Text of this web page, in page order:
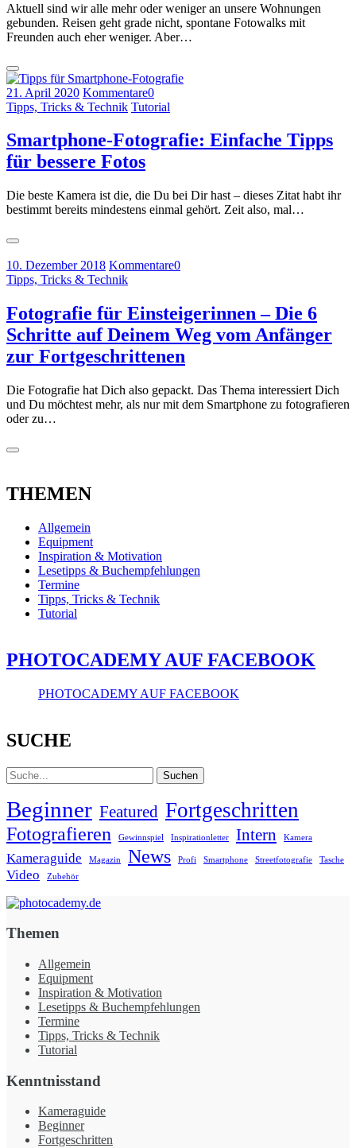
Aktuell sind wir alle mehr oder weniger an unsere Wohnungen
gebunden. Reisen geht grade nicht, spontane Fotowalks mit
Freunden auch eher weniger. Aber…
21. April 2020 Kommentare0
Tipps, Tricks & Technik Tutorial
Smartphone-Fotografie: Einfache Tipps
für bessere Fotos
Die beste Kamera ist die, die Du bei Dir hast – dieses Zitat habt ihr
bestimmt bereits mindestens einmal gehört. Zeit also, mal…
10. Dezember 2018 Kommentare0
Tipps, Tricks & Technik
Fotografie für Einsteigerinnen – Die 6
Schritte auf Deinem Weg vom Anfänger
zur Fortgeschrittenen
Die Fotografie hat Dich also gepackt. Das Thema interessiert Dich
und Du möchtest mehr, als nur mit dem Smartphone zu fotografieren
oder zu…
THEMEN
Allgemein
Equipment
Inspiration & Motivation
Lesetipps & Buchempfehlungen
Termine
Tipps, Tricks & Technik
Tutorial
PHOTOCADEMY AUF FACEBOOK
PHOTOCADEMY AUF FACEBOOK
SUCHE
Suche
Beginner Featured Fortgeschritten
Fotografieren Gewinnspiel Inspirationletter Intern Kamera
Kameraguide Magazin News Profi Smartphone Streetfotografie Tasche
Video Zubehör
Themen
Allgemein
Equipment
Inspiration & Motivation
Lesetipps & Buchempfehlungen
Termine
Tipps, Tricks & Technik
Tutorial
Kenntnisstand
Kameraguide
Beginner
Fortgeschritten